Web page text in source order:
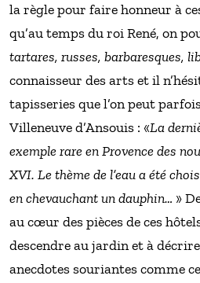
la règle pour faire honneur à
qu’au temps du roi René, on
tartares, russes, barbaresques,
connaisseur des arts et il
tapisseries que l’on peut
Villeneuve d’Ansouis : «La
exemple rare en Provence des
XVI. Le thème de l’eau a été
en chevauchant un dauphin… »
au cœur des pièces de ces
descendre au jardin et à
anecdotes souriantes comme